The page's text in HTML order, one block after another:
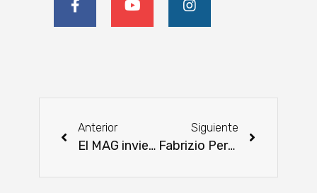
Anterior
El MAG invierte más de G. 1.200 millones para fortalecer la producción avícola en el departamento de Concepción
Siguiente
Fabrizio Peralta, orgullo de la Fundación Paraguaya, entre los 50 mejores estudiantes del mundo